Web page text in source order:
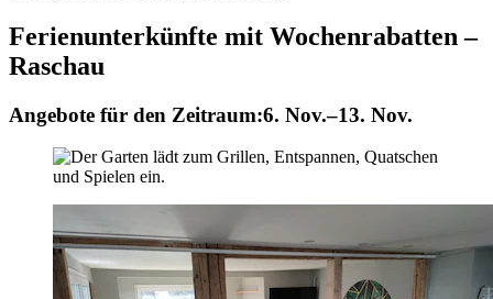
Ferienunterkünfte mit Wochenrabatten –
Raschau
Angebote für den Zeitraum:6. Nov.–13. Nov.